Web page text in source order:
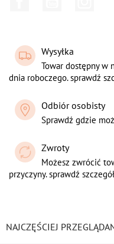
Wysyłka
Towar dostępny w
dnia roboczego. sprawdź
Odbiór osobisty
Sprawdź gdzie
Zwroty
Możesz zwrócić
przyczyny. sprawdź
NAJCZĘŚCIEJ